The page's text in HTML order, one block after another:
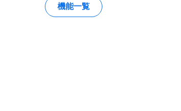
機能一覧